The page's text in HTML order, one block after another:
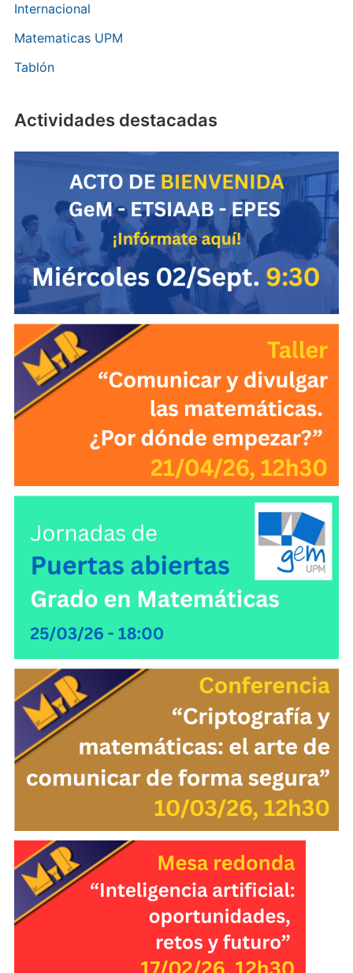
Internacional
Matematicas UPM
Tablón
Actividades destacadas